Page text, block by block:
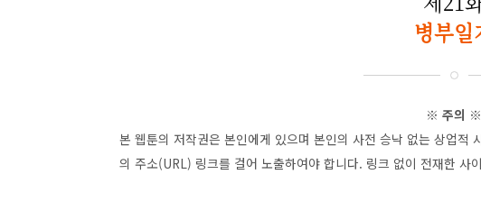
병부일
※ 주의 ※
본 웹툰의 저작권은 본인에게 있으며 본인의 사전 승낙 없는 상업적
의 주소(URL) 링크를 걸어 노출하여야 합니다. 링크 없이 전재한 사